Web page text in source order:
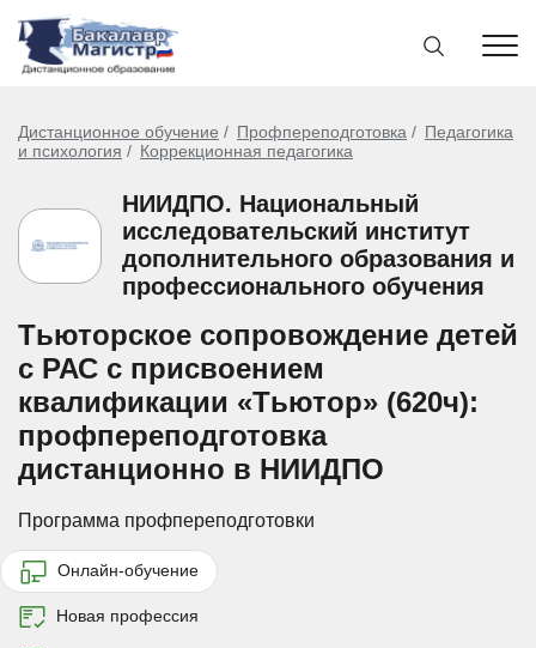
Дистанционное обучение Профпереподготовка
Педагогика
и психология
Коррекционная педагогика
НИИДПО. Национальный
исследовательский институт
дополнительного образования и
профессионального обучения
Тьюторское сопровождение детей
с РАС с присвоением
квалификации «Тьютор» (620ч):
профпереподготовка
дистанционно в НИИДПО
Программа профпереподготовки
Онлайн-обучение
Новая профессия